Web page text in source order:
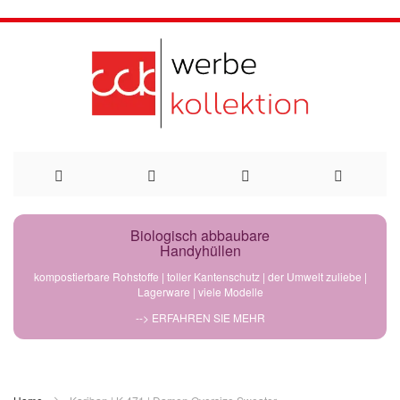
Direkt
Biologisch abbaubare
Handyhüllen
kompostierbare Rohstoffe | toller Kantenschutz | der Umwelt zuliebe |
Lagerware | viele Modelle
--> ERFAHREN SIE MEHR